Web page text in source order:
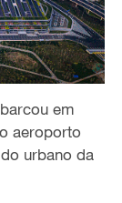
em
aeroporto
urbano da